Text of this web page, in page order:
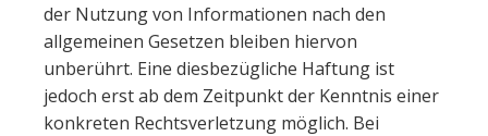
der Nutzung von Informationen nach den
allgemeinen Gesetzen bleiben hiervon
unberührt. Eine diesbezügliche Haftung ist
jedoch erst ab dem Zeitpunkt der Kenntnis einer
konkreten Rechtsverletzung möglich. Bei